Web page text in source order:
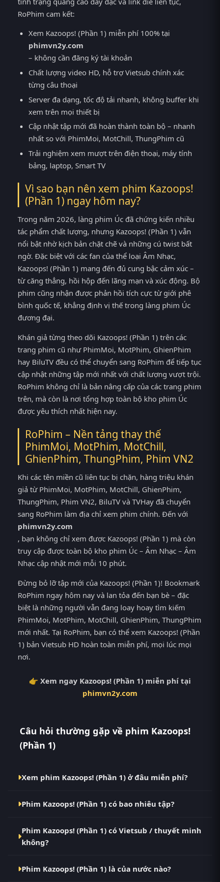
RoPhim cam kết:
Xem Kazoops! (Phần 1) miễn phí 100% tại
phimvn2y.com
– không cần đăng ký tài khoản
Chất lượng video HD, hỗ trợ Vietsub chính xác
từng câu thoại
Server đa dạng, tốc độ tải nhanh, không buffer khi
xem trên mọi thiết bị
Cập nhật tập mới đã hoàn thành toàn bộ – nhanh
nhất so với PhimMoi, MotChill, ThungPhim cũ
Trải nghiệm xem mượt trên điện thoại, máy tính
bảng, laptop, Smart TV
Vì sao bạn nên xem phim Kazoops!
(Phần 1) ngay hôm nay?
Trong năm 2026, làng phim Úc đã chứng kiến nhiều
tác phẩm chất lượng, nhưng Kazoops! (Phần 1) vẫn
nổi bật nhờ kịch bản chặt chẽ và những cú twist bất
ngờ. Đặc biệt với các fan của thể loại Âm Nhạc,
Kazoops! (Phần 1) mang đến đủ cung bậc cảm xúc –
từ căng thẳng, hồi hộp đến lãng mạn và xúc động. Bộ
phim cũng nhận được phản hồi tích cực từ giới phê
bình quốc tế, khẳng định vị thế trong làng phim Úc
đương đại.
Khán giả từng theo dõi Kazoops! (Phần 1) trên các
trang phim cũ như PhimMoi, MotPhim, GhienPhim
hay BiluTV đều có thể chuyển sang RoPhim để tiếp tục
cập nhật những tập mới nhất với chất lượng vượt trội.
RoPhim không chỉ là bản nâng cấp của các trang phim
trên, mà còn là nơi tổng hợp toàn bộ kho phim Úc
được yêu thích nhất hiện nay.
RoPhim – Nền tảng thay thế
PhimMoi, MotPhim, MotChill,
GhienPhim, ThungPhim, Phim VN2
Khi các tên miền cũ liên tục bị chặn, hàng triệu khán
giả từ PhimMoi, MotPhim, MotChill, GhienPhim,
ThungPhim, Phim VN2, BiluTV và TVHay đã chuyển
sang RoPhim làm địa chỉ xem phim chính. Đến với
phimvn2y.com
, bạn không chỉ xem được Kazoops! (Phần 1) mà còn
truy cập được toàn bộ kho phim Úc – Âm Nhạc – Âm
Nhạc cập nhật mới mỗi 10 phút.
Đừng bỏ lỡ tập mới của Kazoops! (Phần 1)! Bookmark
RoPhim ngay hôm nay và lan tỏa đến bạn bè – đặc
biệt là những người vẫn đang loay hoay tìm kiếm
PhimMoi, MotPhim, MotChill, GhienPhim, ThungPhim
mới nhất. Tại RoPhim, bạn có thể xem Kazoops! (Phần
1) bản Vietsub HD hoàn toàn miễn phí, mọi lúc mọi
nơi.
👉 Xem ngay Kazoops! (Phần 1) miễn phí tại
phimvn2y.com
Câu hỏi thường gặp về phim Kazoops!
(Phần 1)
Xem phim Kazoops! (Phần 1) ở đâu miễn phí?
miễn phí tại RoPhim (phimvn2y.com) — không
thay thế cho PhimMoi, MotPhim, MotChill,
GhienPhim, ThungPhim, Phim VN2, BiluTV, TVHay.
Phim Kazoops! (Phần 1) có bao nhiêu tập?
Hoàn Tất (7/7). Tại RoPhim, các tập mới được cập
nhật liên tục mỗi 10 phút khi nguồn có nội dung
Phim Kazoops! (Phần 1) có Vietsub / thuyết minh
không?
Vietsub với chất lượng HD. Bạn có thể chuyển giữa
Phim Kazoops! (Phần 1) là của nước nào?